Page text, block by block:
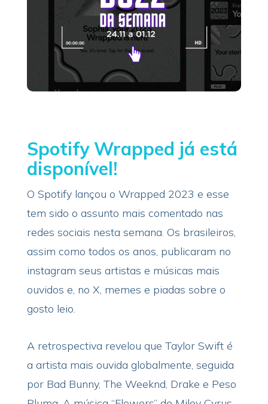
Spotify Wrapped já está
disponível!
O Spotify lançou o Wrapped 2023 e esse
tem sido o assunto mais comentado nas
redes sociais nesta semana. Os brasileiros,
assim como todos os anos, publicaram no
instagram seus artistas e músicas mais
ouvidos e, no X, memes e piadas sobre o
gosto leio.
A retrospectiva revelou que Taylor Swift é
a artista mais ouvida globalmente, seguida
por Bad Bunny, The Weeknd, Drake e Peso